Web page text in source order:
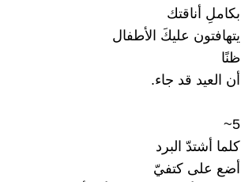
بكاملِ أناقتك
يتهافتون عليكَ الأطفال
ظنًا
أن العيد قد جاء.
5~
كلما أشتدّ البرد
أضع على كتفيّ